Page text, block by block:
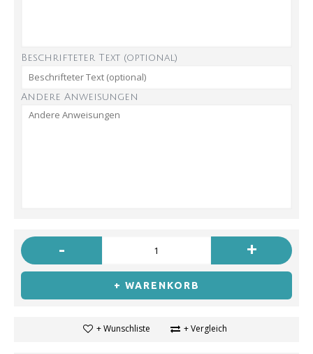
Beschrifteter Text (optional)
Andere Anweisungen
- +
+ WARENKORB
+ Wunschliste + Vergleich